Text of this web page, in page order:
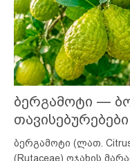
ბერგამოტი —
თავისებურებები
ბერგამოტი (ლათ.
(Rutaceae) ოჯახის